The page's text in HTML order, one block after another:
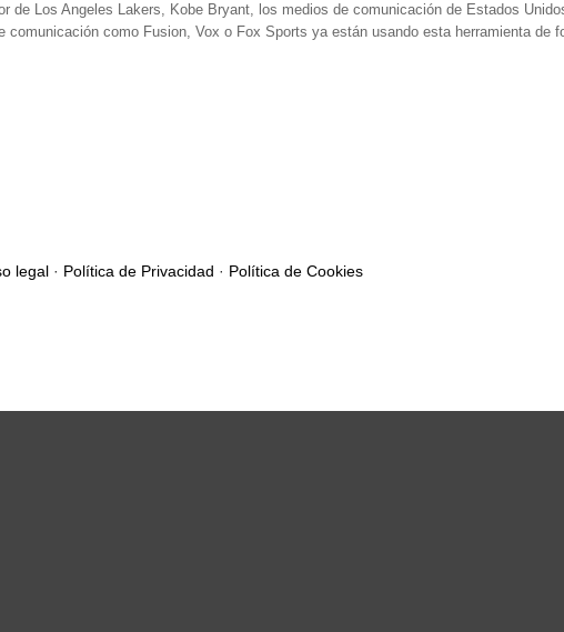
de Los Angeles Lakers, Kobe Bryant, los medios de comunicación de Estados
comunicación como Fusion, Vox o Fox Sports ya están usando esta herramienta de
legal· Política de Privacidad · Política de Cookies